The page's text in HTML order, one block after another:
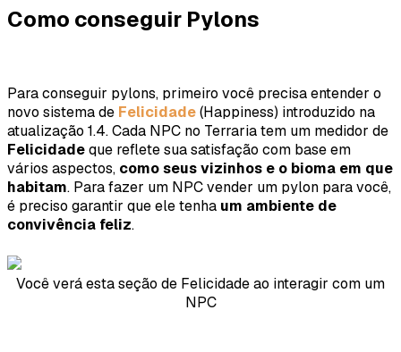
Como conseguir Pylons
Para conseguir pylons, primeiro você precisa entender o
novo sistema de Felicidade(Happiness) introduzido na
atualização 1.4. Cada NPC no Terraria tem um medidor de
Felicidadeque reflete sua satisfação com base em
vários aspectos, como seus vizinhos e o bioma em que
habitam. Para fazer um NPC vender um pylon para você,
é preciso garantir que ele tenha um ambiente de
convivência feliz.
Você verá esta seção de Felicidade ao interagir com um
NPC